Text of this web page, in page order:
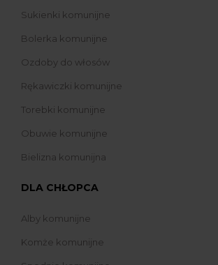
Sukienki komunijne
Bolerka komunijne
Ozdoby do włosów
Rękawiczki komunijne
Torebki komunijne
Obuwie komunijne
Bielizna komunijna
DLA CHŁOPCA
Alby komunijne
Komże komunijne